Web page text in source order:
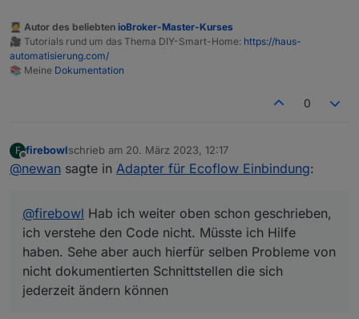
🧑‍🎓 Autor des beliebten ioBroker-Master-Kurses
🎥 Tutorials rund um das Thema DIY-Smart-Home: https://haus-
automatisierung.com/
📚 Meine Dokumentation
0
F firebowlschrieb am 20. März 2023, 12:17
zuletzt editiert von
@newan sagte in Adapter für Ecoflow Einbindung:
@firebowl Hab ich weiter oben schon geschrieben,
ich verstehe den Code nicht. Müsste ich Hilfe
haben. Sehe aber auch hierfür selben Probleme von
nicht dokumentierten Schnittstellen die sich
jederzeit ändern können